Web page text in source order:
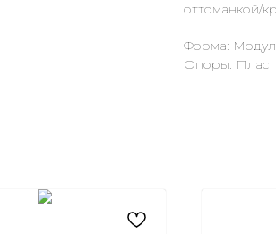
оттоманкой/
Форма:
Опоры: